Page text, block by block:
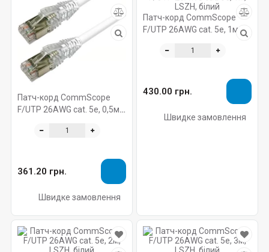
Патч-корд CommScope
F/UTP 26AWG cat. 5e, 0,5м,
361.20 грн.
Швидке замовлення
Патч-корд CommScope
F/UTP 26AWG cat. 5e, 1м,
430.00 грн.
Швидке замовлення